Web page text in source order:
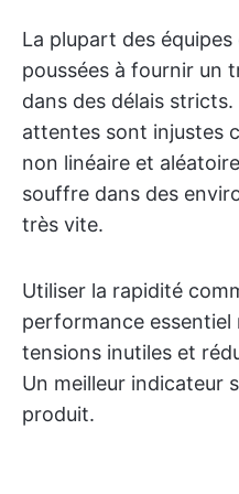
La plupart des
poussées à fournir un
dans des délais
attentes sont injustes
non linéaire et
souffre dans des
très vite.
Utiliser la rapidité
performance essentiel
tensions inutiles et
Un meilleur indicateur
produit.